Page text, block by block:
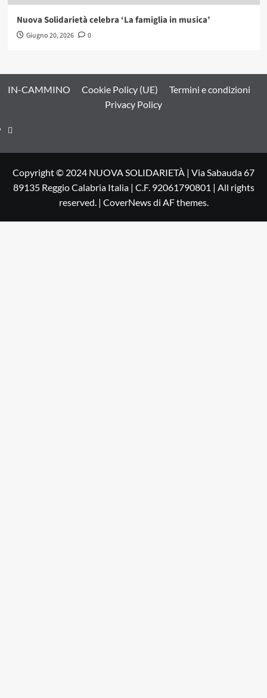
Nuova Solidarietà celebra ‘La famiglia in musica’
Giugno 20, 2026 0
IN-CAMMINO Cookie Policy (UE)
Termini e condizioni
Privacy Policy
CONTATTI
Copyright © 2024 NUOVA SOLIDARIETÀ | Via Sabauda 67
89135 Reggio Calabria Italia | C.F. 92061790801 | All rights
reserved. | CoverNewsdi AF themes.